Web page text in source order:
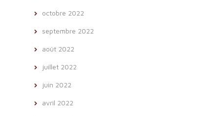
octobre 2022
septembre 2022
août 2022
juillet 2022
juin 2022
avril 2022